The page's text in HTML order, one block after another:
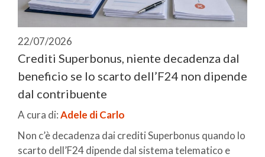
22/07/2026
Crediti Superbonus, niente decadenza dal
beneficio se lo scarto dell’F24 non dipende
dal contribuente
A cura di:Adele di Carlo
Non c’è decadenza dai crediti Superbonus quando lo
scarto dell’F24 dipende dal sistema telematico e